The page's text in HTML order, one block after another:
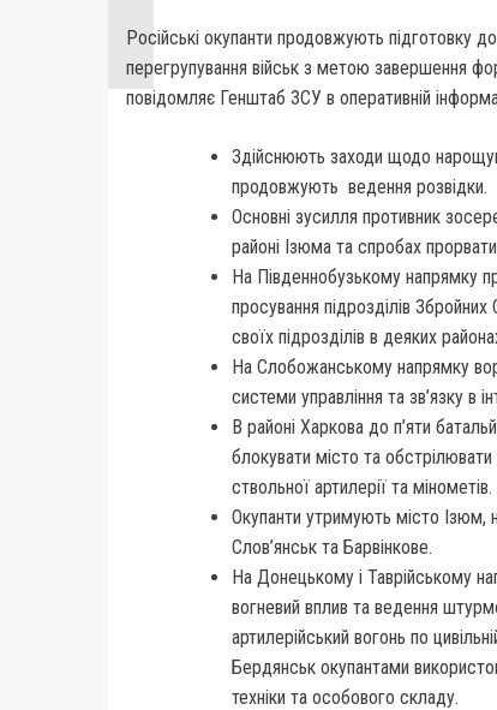
Російські окупанти продовжують підготовку
перегрупування військ з метою завершення
повідомляє Генштаб ЗСУ в оперативній
Здійснюють заходи щодо
продовжують ведення розвідки.
Основні зусилля противник
районі Ізюма та спробах
На Південнобузькому напрямку
просування підрозділів
своїх підрозділів в деяких
На Слобожанському напрямку
системи управління та зв’язку в
В районі Харкова до п’яти
блокувати місто та
ствольної артилерії та мінометів.
Окупанти утримують місто Ізюм,
Слов’янськ та Барвінкове.
На Донецькому і Таврійському
вогневий вплив та ведення
артилерійський вогонь по
Бердянськ окупантами
техніки та особового складу.